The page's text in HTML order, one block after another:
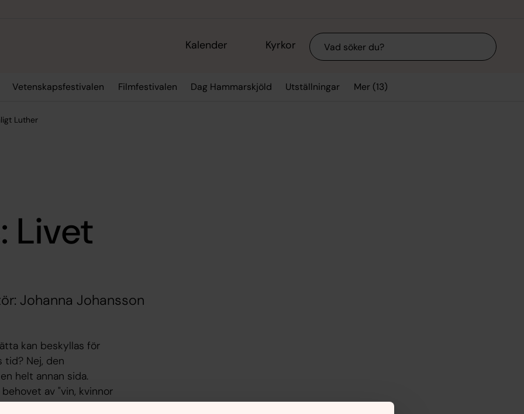
Kalender Kyrkor Sök
Vetenskapsfestivalen Filmfestivalen Dag Hammarskjöld Utställningar Mer (13)
Luther
Livet
Johanna Johansson
kan beskyllas för
tid? Nej, den
helt annan sida.
av "vin, kvinnor
ett budskap som